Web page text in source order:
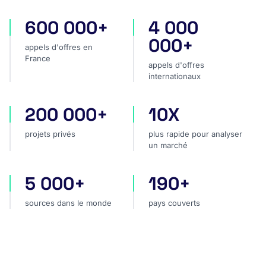
appels d'offres en France
600 000+
appels d'offres en
France
appels d'offres
4 000
000+
appels d'offres
internationaux
projets privés
200 000+
projets privés
plus rapide pour analyser
10X
plus rapide pour analyser
un marché
sources dans le monde
5 000+
sources dans le monde
pays couverts
190+
pays couverts